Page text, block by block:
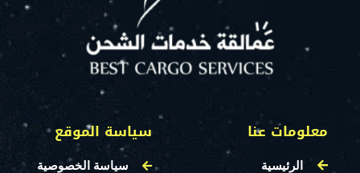
معلومات عنا
الرئيسية
سياسة الموقع
سياسة الخصوصية